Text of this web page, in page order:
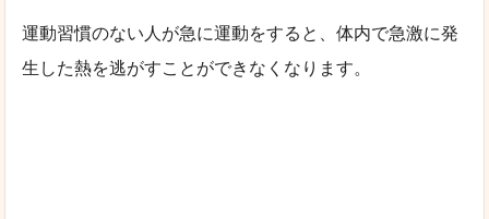
運動習慣のない人が急に運動をすると、体内で急激に発
生した熱を逃がすことができなくなります。